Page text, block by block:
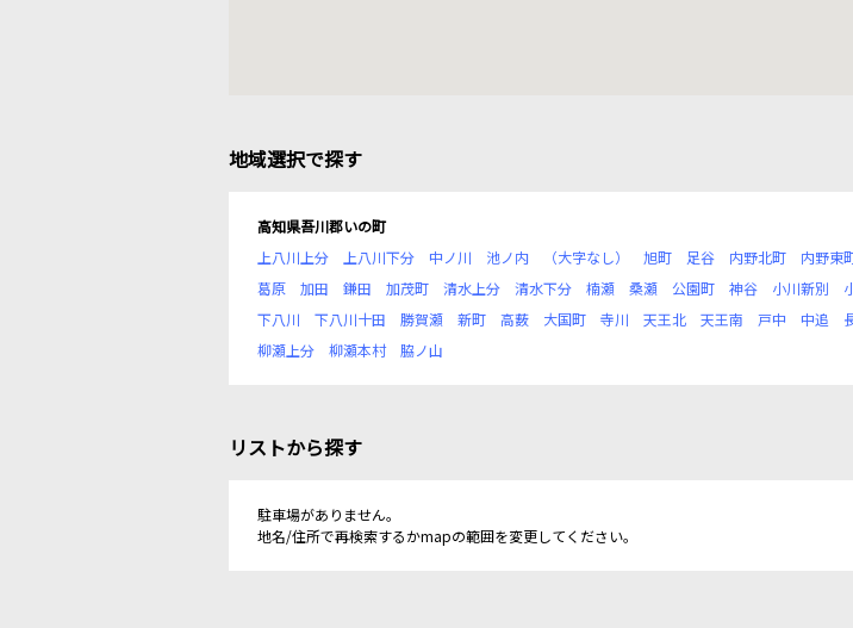
地域選択で探す
高知県吾川郡いの町
上八川上分
上八川下分 中ノ川 池ノ内 （大字なし） 旭町 足谷 内野北町 内野東
葛原
加田 鎌田 加茂町 清水上分 清水下分 楠瀬 桑瀬 公園町 神谷 小川新別
下八川
下八川十田 勝賀瀬 新町 高薮 大国町 寺川 天王北 天王南 戸中 中追
柳瀬上分
柳瀬本村 脇ノ山
リストから探す
駐車場がありません。
地名/住所で再検索するかmapの範囲を変更してください。